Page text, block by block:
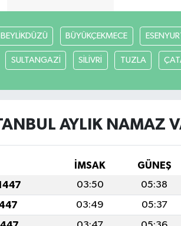
BEYLİKDÜZÜ BÜYÜKÇEKMECE
SULTANGAZİ SİLİVRİ TUZLA
AYLIK NAMAZ
İMSAK GÜNEŞ
03:50 05:38
03:49 05:37